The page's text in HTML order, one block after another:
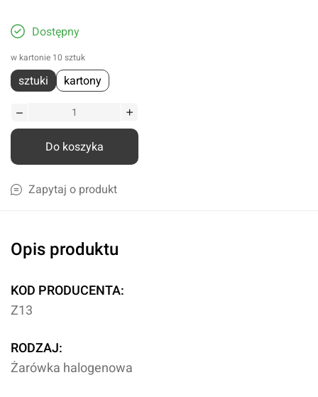
Dostępny
w kartonie 10 sztuk
sztuki kartony
Do koszyka
Zapytaj o produkt
Opis produktu
KOD PRODUCENTA:
Z13
RODZAJ:
Żarówka halogenowa